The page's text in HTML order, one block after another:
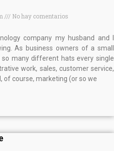
No hay comentarios
company my husband and I
As business owners of a small
many different hats every single
work, sales, customer service,
of course, marketing (or so we